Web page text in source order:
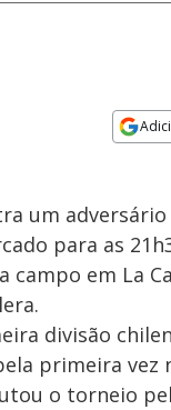
um
para as
em La
divisão
primeira
o torneio